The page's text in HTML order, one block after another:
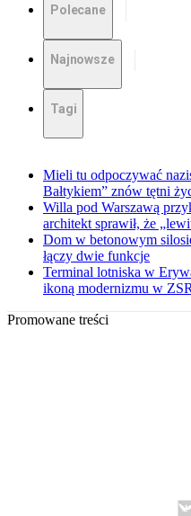
Polecane
Najnowsze
Tagi
Mieli tu odpoczywać
Bałtykiem” znów tętni
Willa pod Warszawą
architekt sprawił, że
Dom w betonowym
łączy dwie funkcje
Terminal lotniska w
ikoną modernizmu w
Promowane treści